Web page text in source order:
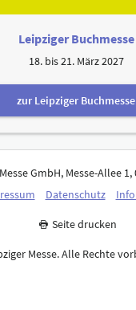
Leipziger Buchmesse
18. bis 21. März 2027
zur Leipziger Buchmesse
GmbH, Messe-Allee 1,
Datenschutz
Seite drucken
Messe. Alle Rechte